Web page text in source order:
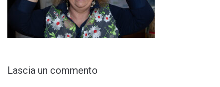
Lascia un commento